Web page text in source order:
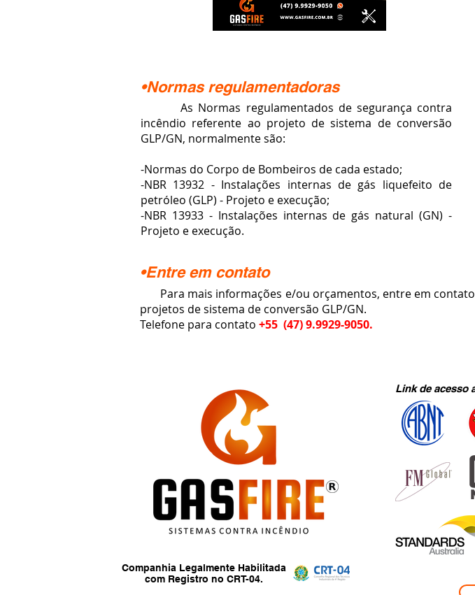
•Normas regulamentadoras
As Normas regulamentados de segurança contra
incêndio referente ao projeto de sistema de conversão
GLP/GN, normalmente são:
-Normas do Corpo de Bombeiros de cada estado;
-NBR 13932 - Instalações internas de gás liquefeito de
petróleo (GLP) - Projeto e execução;
-NBR 13933 - Instalações internas de gás natural (GN) -
Projeto e execução.
•Entre em contato
Para mais informações e/ou orçamentos, entre em
projetos de sistema de conversão GLP/GN.
Telefone para contato +55 (47) 9.9929-9050.
Link de acesso
Companhia Legalmente Habilitada
com Registro no CRT-04.